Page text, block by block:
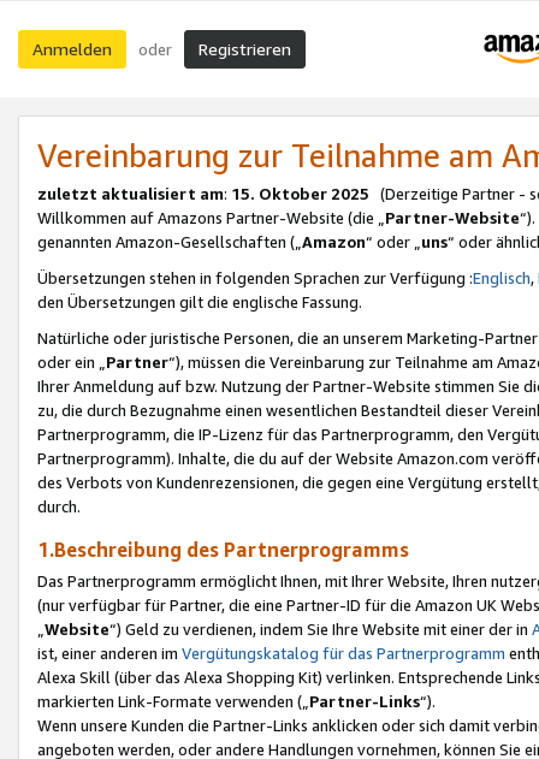
Anmelden oder Registrieren
Vereinbarung zur Teilnahme am
zuletzt aktualisiert am: 15. Oktober 2025 (Derzeitige Partner -
Willkommen auf Amazons Partner-Website (die „Partner-Website
genannten Amazon-Gesellschaften („Amazon“ oder „uns“ oder
Übersetzungen stehen in folgenden Sprachen zur Verfügung :Englisch,
den Übersetzungen gilt die englische Fassung.
Natürliche oder juristische Personen, die an unserem Marketing-
oder ein „Partner“), müssen die Vereinbarung zur Teilnahme am
Ihrer Anmeldung auf bzw. Nutzung der Partner-Website stimmen Sie
zu, die durch Bezugnahme einen wesentlichen Bestandteil dieser
Partnerprogramm, die IP-Lizenz für das Partnerprogramm, den
Partnerprogramm). Inhalte, die du auf der Website Amazon.com
des Verbots von Kundenrezensionen, die gegen eine Vergütung
durch.
1.Beschreibung des Partnerprogramms
Das Partnerprogramm ermöglicht Ihnen, mit Ihrer Website, Ihren
(nur verfügbar für Partner, die eine Partner-ID für die Amazon UK
Website“) Geld zu verdienen, indem Sie Ihre Website mit einer der in
ist, einer anderen im Vergütungskatalog für das Partnerprogramm
Alexa Skill (über das Alexa Shopping Kit) verlinken. Entsprechende
markierten Link-Formate verwenden („ Partner-Links“).
Wenn unsere Kunden die Partner-Links anklicken oder sich damit
angeboten werden, oder andere Handlungen vornehmen, können Sie